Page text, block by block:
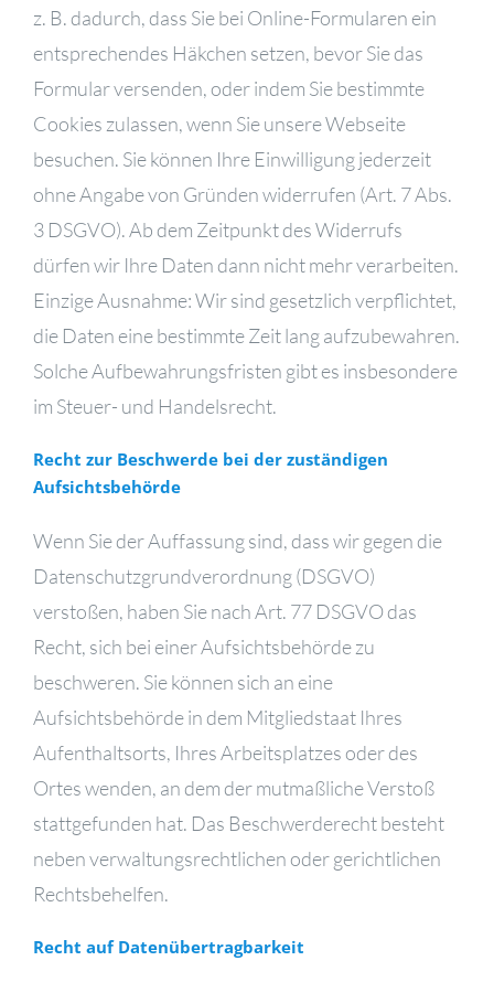
z. B. dadurch, dass Sie bei Online-Formularen ein
entsprechendes Häkchen setzen, bevor Sie das
Formular versenden, oder indem Sie bestimmte
Cookies zulassen, wenn Sie unsere Webseite
besuchen. Sie können Ihre Einwilligung jederzeit
ohne Angabe von Gründen widerrufen (Art. 7 Abs.
3 DSGVO). Ab dem Zeitpunkt des Widerrufs
dürfen wir Ihre Daten dann nicht mehr verarbeiten.
Einzige Ausnahme: Wir sind gesetzlich verpflichtet,
die Daten eine bestimmte Zeit lang aufzubewahren.
Solche Aufbewahrungsfristen gibt es insbesondere
im Steuer- und Handelsrecht.
Recht zur Beschwerde bei der zuständigen
Aufsichtsbehörde
Wenn Sie der Auffassung sind, dass wir gegen die
Datenschutzgrundverordnung (DSGVO)
verstoßen, haben Sie nach Art. 77 DSGVO das
Recht, sich bei einer Aufsichtsbehörde zu
beschweren. Sie können sich an eine
Aufsichtsbehörde in dem Mitgliedstaat Ihres
Aufenthaltsorts, Ihres Arbeitsplatzes oder des
Ortes wenden, an dem der mutmaßliche Verstoß
stattgefunden hat. Das Beschwerderecht besteht
neben verwaltungsrechtlichen oder gerichtlichen
Rechtsbehelfen.
Recht auf Datenübertragbarkeit